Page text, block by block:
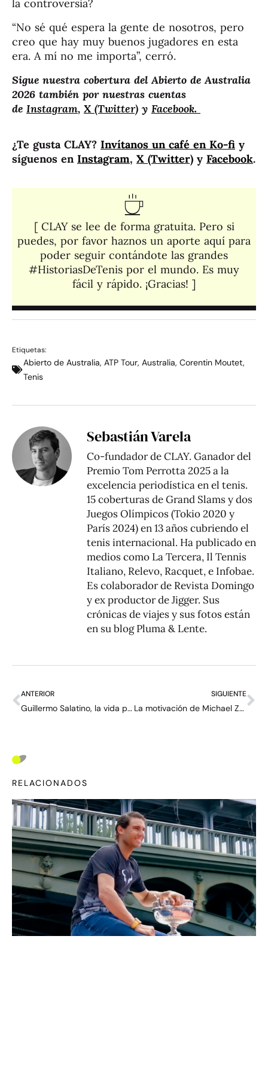
la controversia?
“No sé qué espera la gente de nosotros, pero
creo que hay muy buenos jugadores en esta
era. A mí no me importa”, cerró.
Sigue nuestra cobertura del Abierto de Australia
2026 también por nuestras cuentas
de Instagram, X (Twitter) y Facebook.
¿Te gusta CLAY? Invítanos un café en Ko-fi y
síguenos en Instagram, X (Twitter) y Facebook.
[ CLAY se lee de forma gratuita. Pero si
puedes, por favor haznos un aporte aquí para
poder seguir contándote las grandes
#HistoriasDeTenis por el mundo. Es muy
fácil y rápido. ¡Gracias! ]​
Etiquetas:
Abierto de Australia, ATP Tour, Australia, Corentin Moutet,
Tenis
Sebastián Varela
Co-fundador de CLAY. Ganador del
Premio Tom Perrotta 2025 a la
excelencia periodística en el tenis.
15 coberturas de Grand Slams y dos
Juegos Olímpicos (Tokio 2020 y
París 2024) en 13 años cubriendo el
tenis internacional. Ha publicado en
medios como La Tercera, Il Tennis
Italiano, Relevo, Racquet, e Infobae.
Es colaborador de Revista Domingo
y ex productor de Jigger. Sus
crónicas de viajes y sus fotos están
en su blogPluma & Lente.
ANTERIOR
Guillermo Salatino, la vida por el tenis
SIGUIENTE
La motivación de Michael Zheng para dejar Columbia y hacerse profesional: “Si le gano a Alcaraz…”
RELACIONADOS